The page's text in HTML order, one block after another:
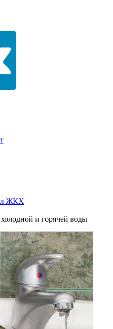
ЖКХ
и горячей воды